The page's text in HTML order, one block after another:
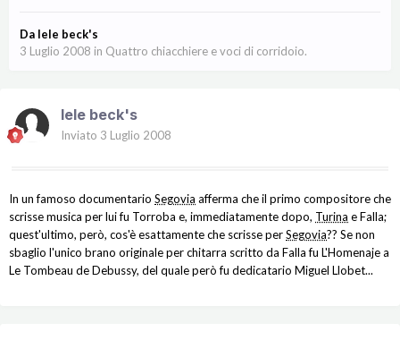
Da lele beck's
3 Luglio 2008 in Quattro chiacchiere e voci di corridoio.
lele beck's
Inviato 3 Luglio 2008
In un famoso documentario Segovia afferma che il primo compositore che
scrisse musica per lui fu Torroba e, immediatamente dopo, Turina e Falla;
quest'ultimo, però, cos'è esattamente che scrisse perSegovia?? Se non
sbaglio l'unico brano originale per chitarra scritto da Falla fu L'Homenaje a
Le Tombeau de Debussy, del quale però fu dedicatario Miguel Llobet...